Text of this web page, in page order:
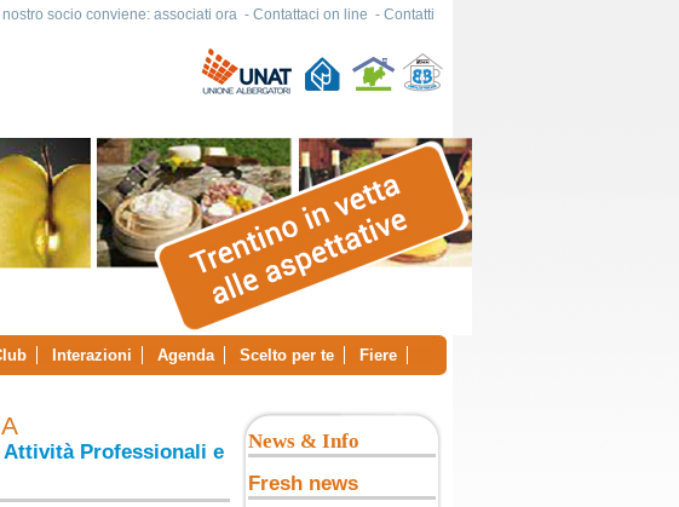
nostro socio conviene: associati ora - Contattaci on line - Contatti
Interazioni Agenda Scelto per te Fiere
Attività Professionali e
News & Info
Fresh news